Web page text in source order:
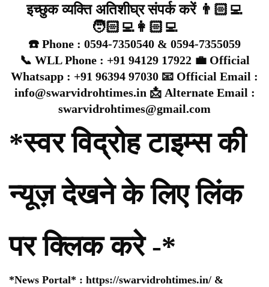
इच्छुक व्यक्ति अतिशीघ्र संपर्क करें 👨🏻‍💻
🧑🏻‍💻👩🏻‍💻
☎️ Phone : 0594-7350540 & 0594-7355059
📞 WLL Phone : +91 94129 17922 💼 Official
Whatsapp : +91 96394 97030 📧 Official Email :
info@swarvidrohtimes.in 📩 Alternate Email :
swarvidrohtimes@gmail.com
*स्वर विद्रोह टाइम्स की
न्यूज़ देखने के लिए लिंक
पर क्लिक करे -*
*News Portal* : https://swarvidrohtimes.in/ &